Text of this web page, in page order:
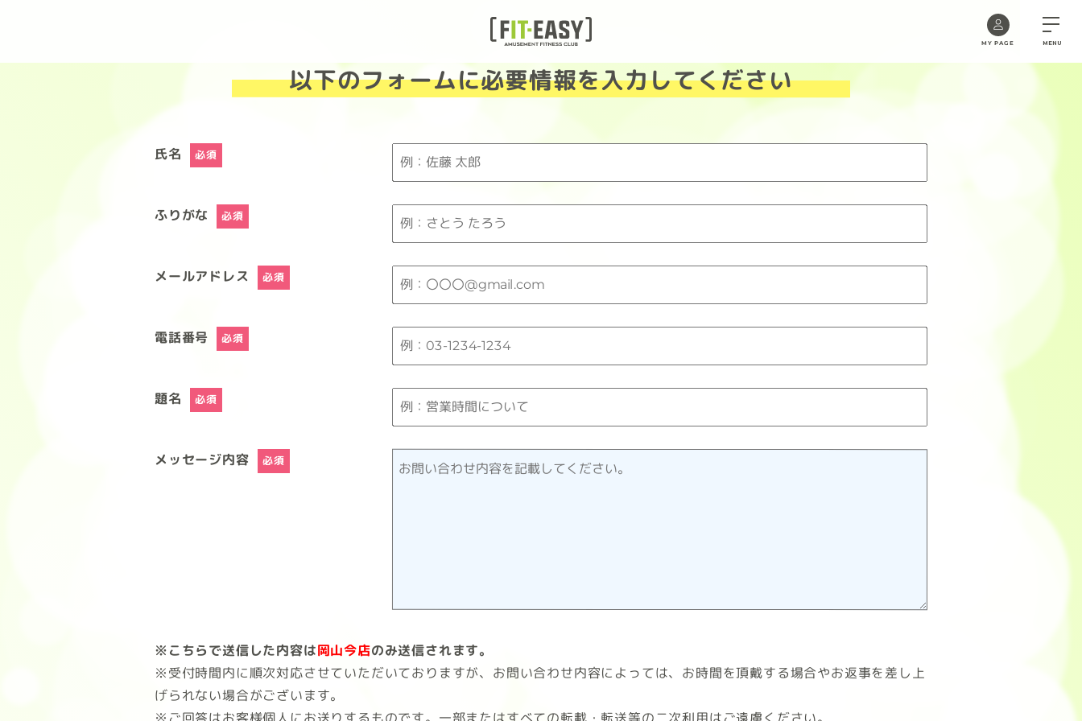
MY PAGE MENU
以下のフォームに必要情報を入力してください
氏名 必須
ふりがな 必須
メールアドレス 必須
電話番号 必須
題名 必須
メッセージ内容 必須
※こちらで送信した内容は岡山今店のみ送信されます。
※受付時間内に順次対応させていただいておりますが、お問い合わせ内容によっては、お時間を頂戴する場合やお返事を差し上
げられない場合がございます。